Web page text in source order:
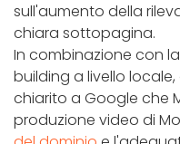
sull'aumento della
chiara sottopagina.
In combinazione con
building a livello
chiarito a Google che
produzione video di